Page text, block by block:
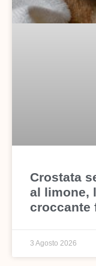
Crostata
al limone,
croccante
3 Agosto 2026